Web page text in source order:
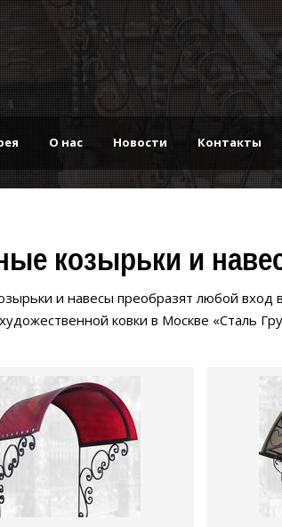
О нас Новости Контакты
козырьки и
и навесы преобразят любой
ковки в Москве «Сталь